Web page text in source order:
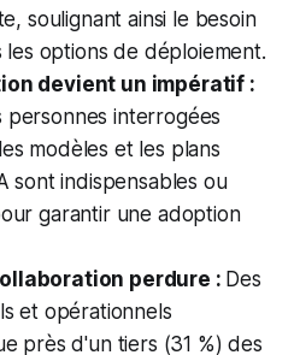
soulignant ainsi le besoin
options de déploiement.
devient un impératif :
personnes interrogées
modèles et les plans
sont indispensables ou
garantir une adoption
perdure : Des
et opérationnels
près d'un tiers (31 %) des